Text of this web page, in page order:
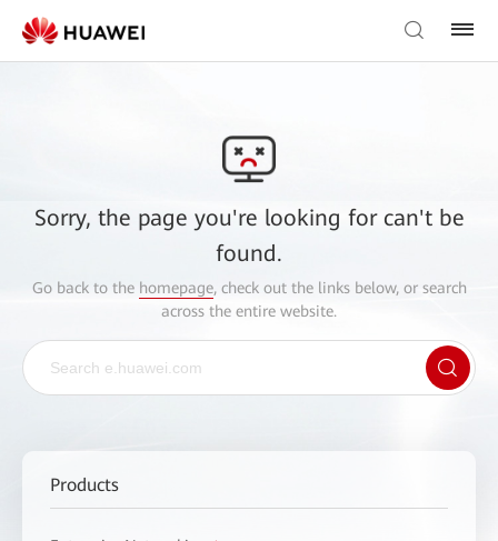
Sorry, the page you're looking for can't be
found.
Go back to the homepage, check out the links below, or search
across the entire website.
Products